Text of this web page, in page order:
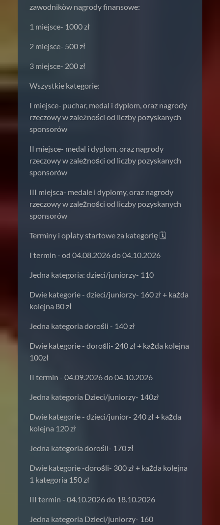
zawodnikòw nagrody finansowe:
1 miejsce- 1000 zł
2 miejsce- 500 zł
3 miejsce- 200 zł
Wszystkie kategorie:
I miejsce- puchar, medal i dyplom, oraz nagrody
rzeczowy w zależności od liczby pozyskanych
sponsorów
II miejsce- medal i dyplom, oraz nagrody
rzeczowy w zależności od liczby pozyskanych
sponsorów
III miejsca- medale i dyplomy, oraz nagrody
rzeczowy w zależności od liczby pozyskanych
sponsorów
Terminy i opłaty startowe za kategorię 🗓️
I termin - od 04.08.2026 do 04.10.2026
Jedna kategoria: dzieci/juniorzy- 110
Dwie kategorie - dzieci/juniorzy- 160 zł + każda
kolejna 80 zł
Jedna kategoria dorośli - 140 zł
Dwie kategorie - dorośli- 240 zł + każda kolejna
100zł
II termin - 04.09.2026 do 04.10.2026
Jedna kategoria Dzieci/juniorzy- 140zł
Dwie kategorie - dzieci/junior- 240 zł + każda
kolejna 120 zł
Jedna kategoria dorośli- 170 zł
Dwie kategorie -dorośli- 300 zł + każda kolejna
1 kategoria 150 zł
III termin - 04.10.2026 do 18.10.2026
Jedna kategoria Dzieci/juniorzy- 160